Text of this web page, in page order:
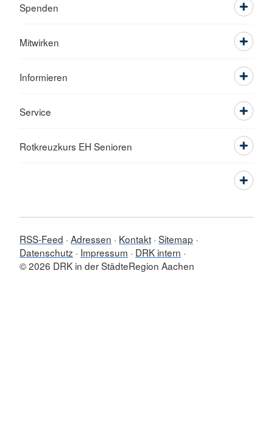
Spenden
Mitwirken
Informieren
Service
Rotkreuzkurs EH Senioren
RSS-Feed Adressen Kontakt Sitemap
Datenschutz
Impressum
DRK intern
© 2026 DRK in der StädteRegion Aachen